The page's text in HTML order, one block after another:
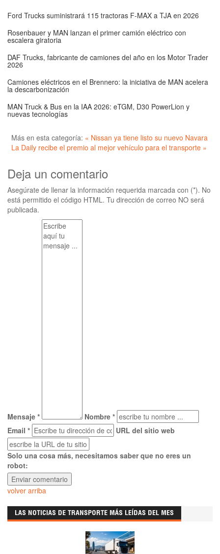
Ford Trucks suministrará 115 tractoras F-MAX a TJA en 2026
Rosenbauer y MAN lanzan el primer camión eléctrico con
escalera giratoria
DAF Trucks, fabricante de camiones del año en los Motor Trader
2026
Camiones eléctricos en el Brennero: la iniciativa de MAN acelera
la descarbonización
MAN Truck & Bus en la IAA 2026: eTGM, D30 PowerLion y
nuevas tecnologías
Más en esta categoría: « Nissan ya tiene listo su nuevo Navara
La Daily recibe el premio al mejor vehículo para el transporte »
Deja un comentario
Asegúrate de llenar la información requerida marcada con (*). No
está permitido el código HTML. Tu dirección de correo NO será
publicada.
Mensaje *
Nombre *
Email *
URL del sitio web
Solo una cosa más, necesitamos saber que no eres un
robot:
volver arriba
LAS NOTICIAS DE TRANSPORTE MÁS LEÍDAS DEL MES